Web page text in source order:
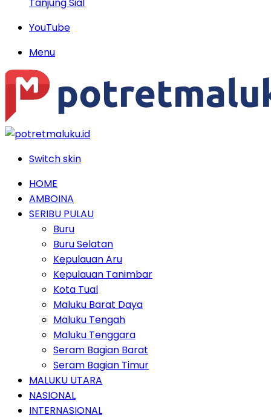
YouTube
Menu
Switch skin
HOME
AMBOINA
SERIBU PULAU
Buru
Buru Selatan
Kepulauan Aru
Kepulauan Tanimbar
Kota Tual
Maluku Barat Daya
Maluku Tengah
Maluku Tenggara
Seram Bagian Barat
Seram Bagian Timur
MALUKU UTARA
NASIONAL
INTERNASIONAL